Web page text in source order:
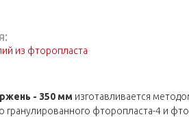
из фторопласта
- 350 мм изготавливается
гранулированного фторопласта-4 и